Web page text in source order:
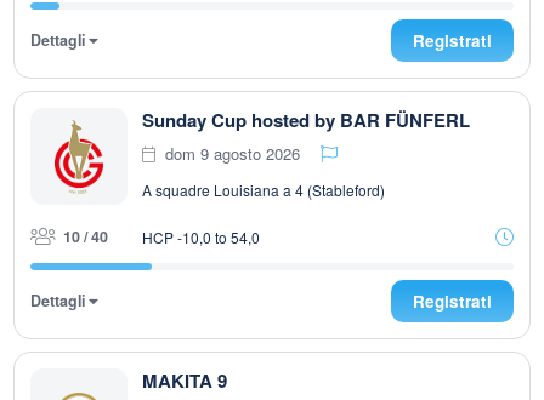
Dettagli Registrati
Sunday Cup hosted by BAR FÜNFERL
dom 9 agosto 2026
A squadre Louisiana a 4 (Stableford)
10 / 40 HCP -10,0 to 54,0
Dettagli Registrati
MAKITA 9